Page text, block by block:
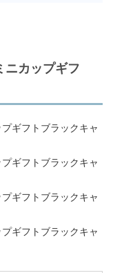
ニカップギフ